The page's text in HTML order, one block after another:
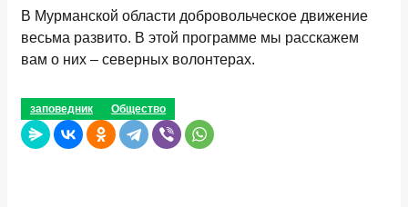
В Мурманской области добровольческое движение
весьма развито. В этой программе мы расскажем
вам о них – северных волонтерах.
заповедник Общество